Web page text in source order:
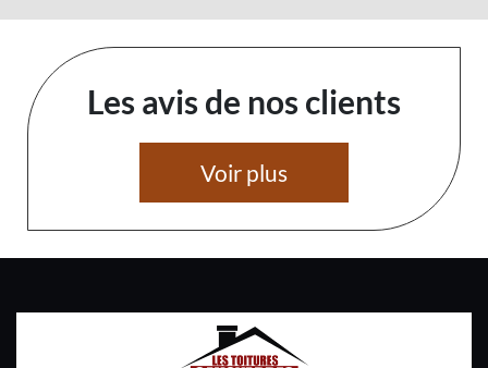
Les avis de nos clients
Voir plus